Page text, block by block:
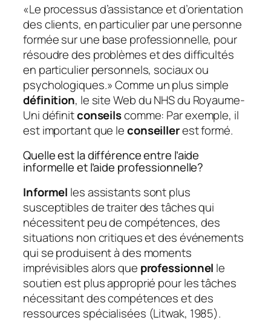
«Le processus d’assistance et d’orientation
des clients, en particulier par une personne
formée sur une base professionnelle, pour
résoudre des problèmes et des difficultés
en particulier personnels, sociaux ou
psychologiques.» Comme un plus simple
définition, le site Web du NHS du Royaume-
Uni définitconseilscomme: Par exemple, il
est important que leconseillerest formé.
Quelle est la différence entre l’aide
informelle et l’aide professionnelle?
Informel les assistants sont plus
susceptibles de traiter des tâches qui
nécessitent peu de compétences, des
situations non critiques et des événements
qui se produisent à des moments
imprévisibles alors que professionnel le
soutien est plus approprié pour les tâches
nécessitant des compétences et des
ressources spécialisées (Litwak, 1985).